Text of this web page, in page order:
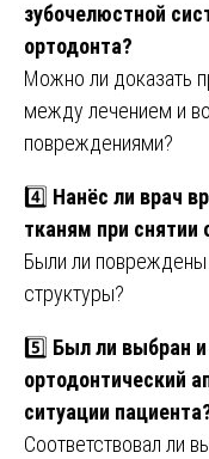
зубочелюстной
ортодонта?
Можно ли доказать
между лечением и
повреждениями?
4️⃣ Нанёс ли врач
тканям при снятии
Были ли
структуры?
5️⃣ Был ли выбран
ортодонтический
ситуации
Соответствовал ли